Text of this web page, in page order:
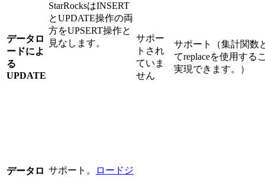
StarRocksはINSERT
とUPDATE操作の両
方をUPSERT操作と
見なします。
データロ
ードによ
る
UPDATE
サポー
トされ
ていま
せん
サポート（集計関数
てreplaceを使用する
実現できます。）
データロ サポート。
ロードジ